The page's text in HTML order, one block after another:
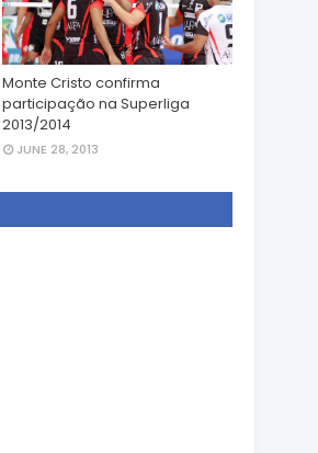
Monte Cristo confirma
participação na Superliga
2013/2014
JUNE 28, 2013